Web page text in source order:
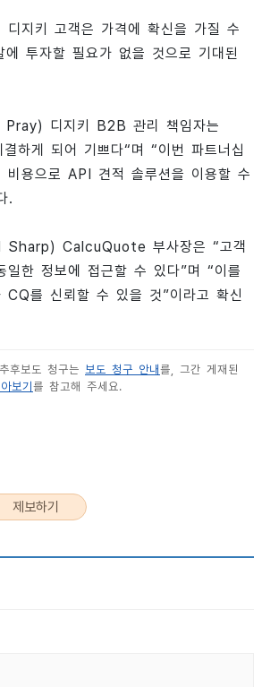
디지키 고객은 가격에 확신을 가질 수
에 투자할 필요가 없을 것으로 기대된
디지키 B2B 관리 책임자는
하게 되어 기쁘다“며 “이번 파트너십
비용으로 API 견적 솔루션을 이용할 수
.
Sharp) CalcuQuote 부사장은 “고객
일한 정보에 접근할 수 있다”며 “이를
CQ를 신뢰할 수 있을 것”이라고 확신
후보도 청구는 보도 청구 안내를, 그간 게재된
보기를 참고해 주세요.
제보하기